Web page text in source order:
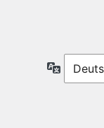
Sprache